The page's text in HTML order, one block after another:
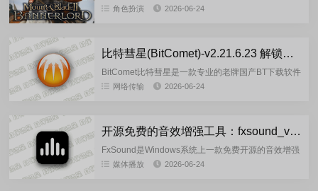
和中世纪战争模拟《骑马与砍杀：战团》的续作。游
角色扮演 2026-06-24
比特彗星(BitComet)-v2.21.6.23 解锁全功能豪华绿色版
BitComet比特彗星是一款专业的老牌国产BT下载软件
的免费BT资源下载利器，BitComet独有长效种子功
网络传输 2026-06-24
开源免费的音效增强工具：fxsound_v1.2.9.0 官方正式版
FxSound是Windows系统上一款免费开源的音效增强
工具，能显著提升游戏、视频和音乐的听觉体验。它
媒体播放 2026-06-24